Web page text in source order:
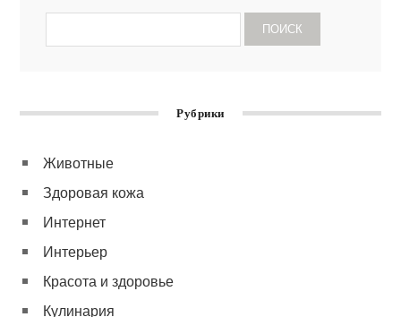
Рубрики
Животные
Здоровая кожа
Интернет
Интерьер
Красота и здоровье
Кулинария